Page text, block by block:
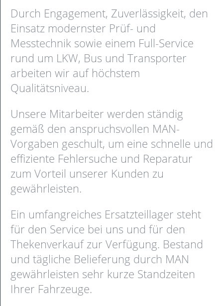
Durch Engagement, Zuverlässigkeit, den
Einsatz modernster Prüf- und
Messtechnik sowie einem Full-Service
rund um LKW, Bus und Transporter
arbeiten wir auf höchstem
Qualitätsniveau.
Unsere Mitarbeiter werden ständig
gemäß den anspruchsvollen MAN-
Vorgaben geschult, um eine schnelle und
effiziente Fehlersuche und Reparatur
zum Vorteil unserer Kunden zu
gewährleisten.
Ein umfangreiches Ersatzteillager steht
für den Service bei uns und für den
Thekenverkauf zur Verfügung. Bestand
und tägliche Belieferung durch MAN
gewährleisten sehr kurze Standzeiten
Ihrer Fahrzeuge.